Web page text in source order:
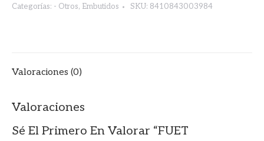
$4.50.$3.00.
Categorías: - Otros, Embutidos SKU: 8410843003984
Valoraciones (0)
Valoraciones
Sé El Primero En Valorar “FUET